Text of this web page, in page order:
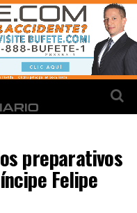
preparativos
Felipe